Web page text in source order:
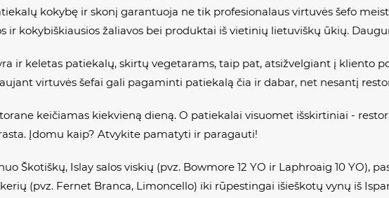
kokybę ir skonį garantuoja ne tik profesionalaus virtuvės šefo
ir kokybiškiausios žaliavos bei produktai iš vietinių lietuviškų ūkių.
ir keletas patiekalų, skirtų vegetarams, taip pat, atsižvelgiant į kliento
virtuvės šefai gali pagaminti patiekalą čia ir dabar, net nesantį
keičiamas kiekvieną dieną. O patiekalai visuomet išskirtiniai -
Įdomu kaip? Atvykite pamatyti ir paragauti!
Škotiškų, Islay salos viskių (pvz. Bowmore 12 YO ir Laphroaig 10 YO),
(pvz. Fernet Branca, Limoncello) iki rūpestingai išieškotų vynų iš